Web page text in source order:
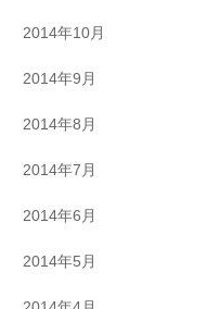
2014年10月
2014年9月
2014年8月
2014年7月
2014年6月
2014年5月